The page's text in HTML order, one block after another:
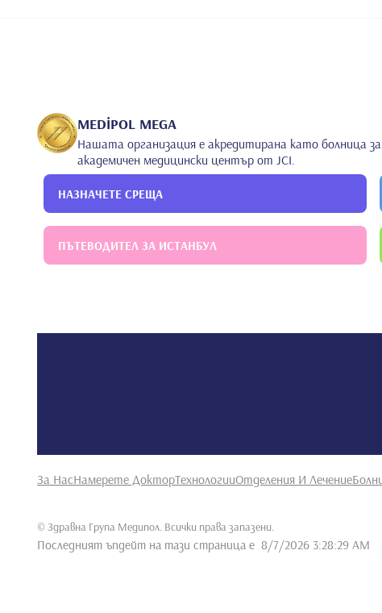
MEDİPOL MEGA
Нашата организация е акредитирана като болница за
академичен медицински център от JCI.
НАЗНАЧЕТЕ СРЕЩА
ПЪТЕВОДИТЕЛ ЗА ИСТАНБУЛ
За НасНамерете ДокторТехнологииОтделения И Лечение
© Здравна Група Медипол. Всички права запазени.
Последният ъпдейт на тази страница е 8/7/2026 3:28:29 AM